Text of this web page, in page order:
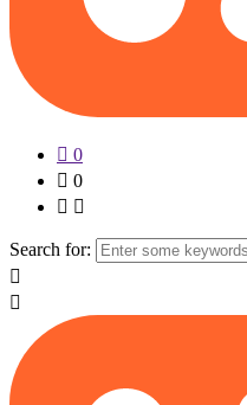
0
0
Search for: